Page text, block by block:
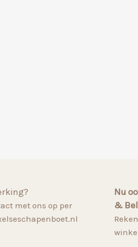
met ons op per
Nu
&